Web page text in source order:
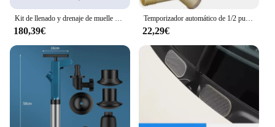
Kit de llenado y drenaje de muelle Original para Roborock Q Revo, Robot aspirador, enlace automático inteligente, sistemas de agua y aguas residuales
180,39€
Temporizador automático de 1/2 pulgadas AC220V, compresor, temporizador de drenaje de condensación, válvula solenoide
22,29€